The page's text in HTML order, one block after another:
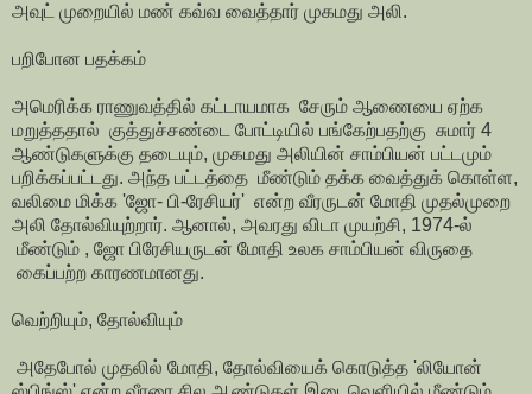
அவுட் முறையில் மண் கவ்வ வைத்தார் முகமது அலி.
பறிபோன பதக்கம்
அமெரிக்க ராணுவத்தில் கட்டாயமாக சேரும் ஆணையை ஏற்க
மறுத்ததால் குத்துச்சண்டை போட்டியில் பங்கேற்பதற்கு சுமார் 4
ஆண்டுகளுக்கு தடையும், முகமது அலியின் சாம்பியன் பட்டமும்
பறிக்கப்பட்டது. அந்த பட்டத்தை மீண்டும் தக்க வைத்துக் கொள்ள,
வலிமை மிக்க 'ஜோ- பி-ரேசியர்' என்ற வீரருடன் மோதி முதல்முறை
அலி தோல்வியுற்றார். ஆனால், அவரது விடா முயற்சி, 1974-ல்
மீண்டும் , ஜோ பிரேசியருடன் மோதி உலக சாம்பியன் விருதை
கைப்பற்ற காரணமானது.
வெற்றியும், தோல்வியும்
அதேபோல் முதலில் மோதி, தோல்வியைக் கொடுத்த 'லியோன்